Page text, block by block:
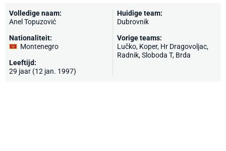
Volledige naam:
Anel Topuzović
Nationaliteit:
Montenegro
Leeftijd:
29 jaar (12 jan. 1997)
Huidige team:
Dubrovnik
Vorige teams:
Lučko, Koper, Hr Dragovoljac,
Radnik, Sloboda T, Brda